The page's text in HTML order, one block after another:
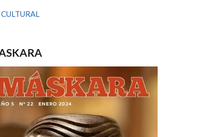
CULTURAL